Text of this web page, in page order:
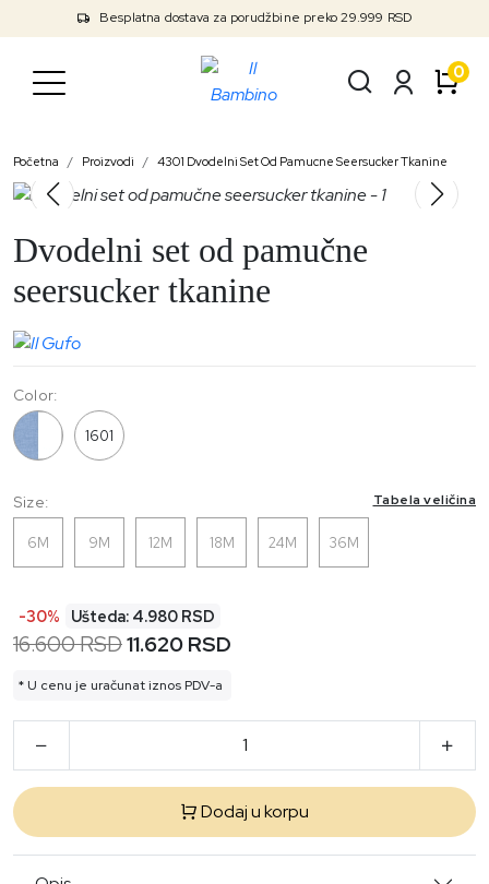
Besplatna dostava za porudžbine preko 29.999 RSD
0
Početna Proizvodi 4301 Dvodelni Set Od Pamucne Seersucker Tkanine
Dvodelni set od pamučne
seersucker tkanine
Size: Tabela veličina
6M 9M 12M 18M 24M 36M
Color:
1601
-30% Ušteda: 4.980 RSD
16.600 RSD11.620 RSD
* U cenu je uračunat iznos PDV-a
Dodaj u korpu